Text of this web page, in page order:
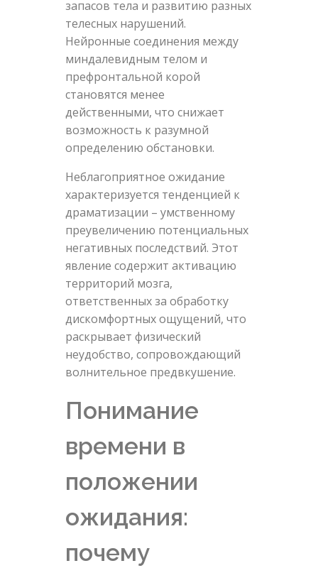
запасов тела и развитию разных
телесных нарушений.
Нейронные соединения между
миндалевидным телом и
префронтальной корой
становятся менее
действенными, что снижает
возможность к разумной
определению обстановки.
Неблагоприятное ожидание
характеризуется тенденцией к
драматизации – умственному
преувеличению потенциальных
негативных последствий. Этот
явление содержит активацию
территорий мозга,
ответственных за обработку
дискомфортных ощущений, что
раскрывает физический
неудобство, сопровождающий
волнительное предвкушение.
Понимание
времени в
положении
ожидания:
почему